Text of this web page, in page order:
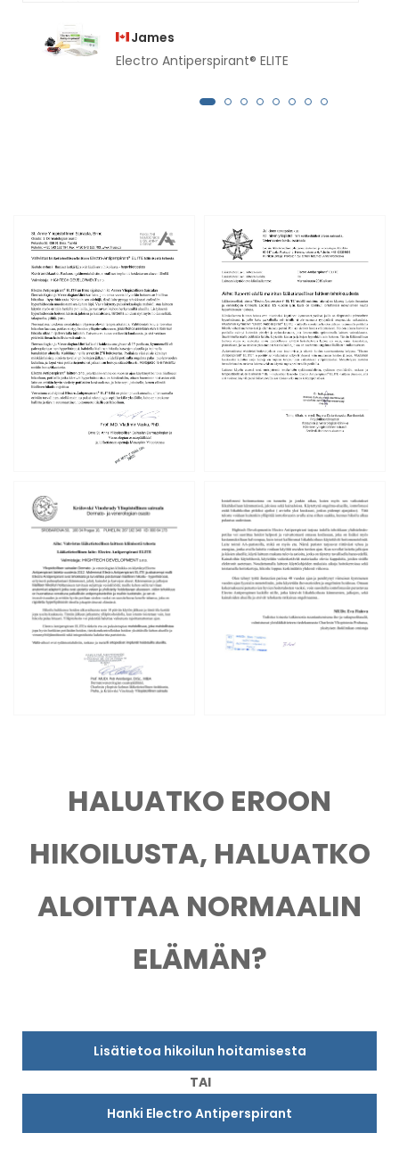
James
Electro Antiperspirant® ELITE
HALUATKO EROON
HIKOILUSTA, HALUATKO
ALOITTAA NORMAALIN
ELÄMÄN?
Lisätietoa hikoilun hoitamisesta
TAI
Hanki Electro Antiperspirant